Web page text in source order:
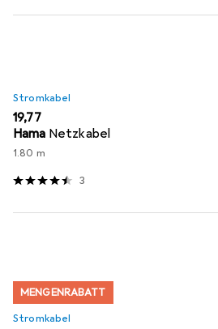
Stromkabel
EUR
19,77
Hama Netzkabel
1.80 m
3
MENGENRABATT
Stromkabel